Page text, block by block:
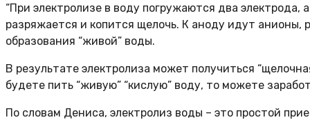
“При электролизе в воду погружаются два
разряжается и копится щелочь. К аноду идут анионы,
образования “живой” воды.
В результате электролиза может получиться
будете пить “живую” “кислую” воду, то можете
По словам Дениса, электролиз воды – это простой